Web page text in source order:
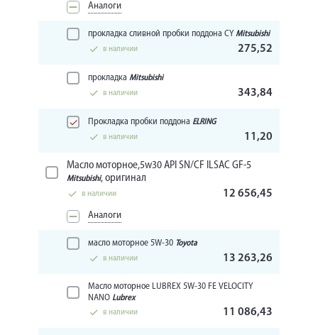
Аналоги
прокладка сливной пробки поддона CY Mitsubishi
в наличии
275,52
прокладка Mitsubishi
в наличии
343,84
Прокладка пробки поддона ELRING
в наличии
11,20
Масло моторное,5w30 API SN/CF ILSAC GF-5
Mitsubishi, оригинал
в наличии 12 656,45
Аналоги
масло моторное 5W-30 Toyota
в наличии
13 263,26
Масло моторное LUBREX 5W-30 FE VELOCITY
NANO Lubrex
в наличии
11 086,43